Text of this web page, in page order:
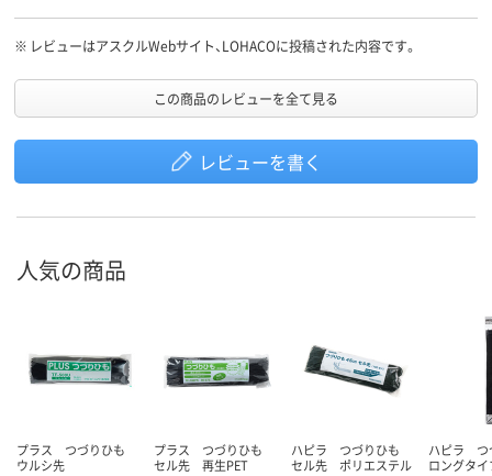
※ レビューはアスクルWebサイト、LOHACOに投稿された内容です。
この商品のレビューを全て見る
レビューを書く
人気の商品
プラス つづりひも
ウルシ先
プラス つづりひも
セル先 再生PET
ハピラ つづりひも
セル先 ポリエステル
ハピラ
ロングタイ